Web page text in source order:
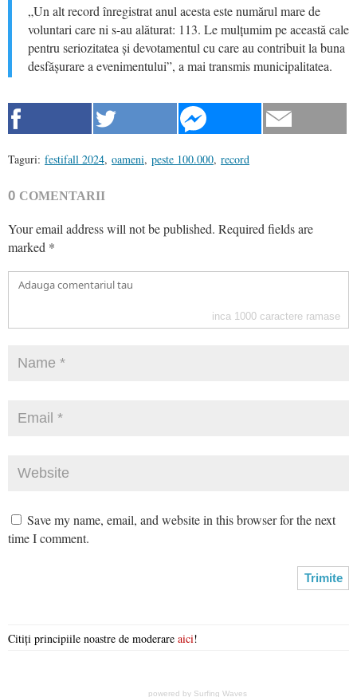
„Un alt record înregistrat anul acesta este numărul mare de
voluntari care ni s-au alăturat: 113. Le mulțumim pe această cale
pentru seriozitatea și devotamentul cu care au contribuit la buna
desfășurare a evenimentului”, a mai transmis municipalitatea.
Taguri: festifall 2024, oameni, peste 100.000, record
0 COMENTARII
Your email address will not be published. Required fields are
marked *
inca 1000 caractere ramase
Save my name, email, and website in this browser for the next
time I comment.
Citiți principiile noastre de moderare aici!
powered by Surfing Waves